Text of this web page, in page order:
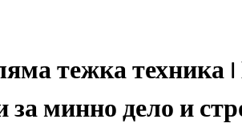
тежка техника
минно дело и